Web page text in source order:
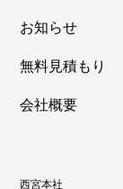
お知らせ
無料見積もり
会社概要
西宮本社